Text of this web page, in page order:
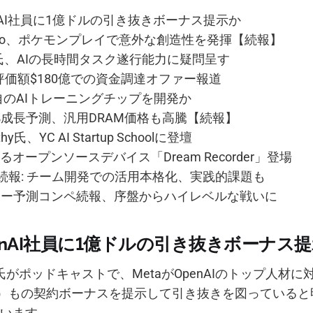
社員に1億ドルの引き抜きボーナス提示か
、ポケモンプレイで意外な創造性を発揮【続報】
、AIの長時間タスク遂行能力に疑問呈す
価額$180億での資金調達オファー報道
のAIトレーニングチップを開発か
長予測、汎用DRAM価格も高騰【続報】
氏、YC AI Startup Schoolに登壇
オープンソースデバイス「Dream Recorder」登場
報: チーム開発での活用本格化、実践的課題も
予測コンペ続報、序盤からハイレベルな戦いに
社員に1億ドルの引き抜きボーナス
がポッドキャストで、MetaがOpenAIのトップ人材に
もの契約ボーナスを提示して引き抜きを図っている